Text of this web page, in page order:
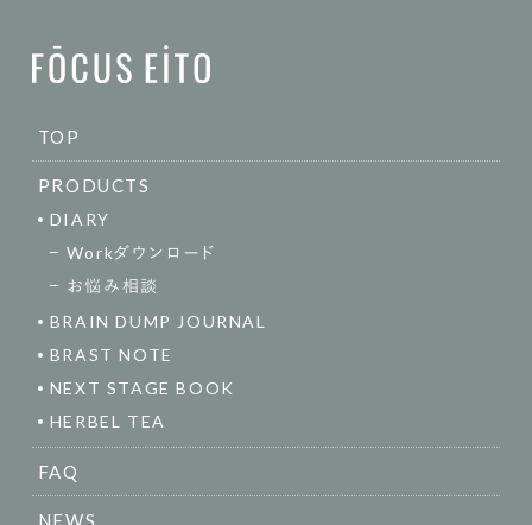
TOP
PRODUCTS
DIARY
Workダウンロード
お悩み相談
BRAIN DUMP JOURNAL
BRAST NOTE
NEXT STAGE BOOK
HERBEL TEA
FAQ
NEWS